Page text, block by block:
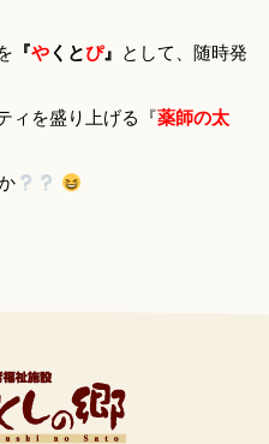
『や くとぴ』 として、随時発
ィを盛り上げる『薬師の太